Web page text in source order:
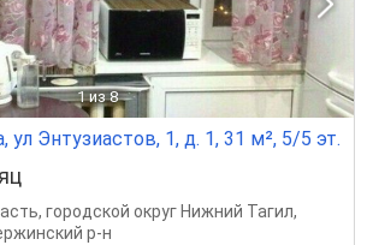
1 из 8
ул Энтузиастов, 1, д. 1, 31 м², 5/5 эт.
, городской округ Нижний Тагил,
р-н